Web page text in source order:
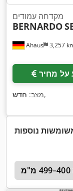
Ahaus 3,257
מקדחה עמודים
BERNARDO
על מחיר
מצב: חדש ,
נוספות